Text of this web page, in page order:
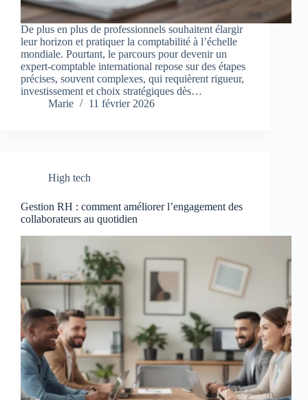
De plus en plus de professionnels souhaitent élargir
leur horizon et pratiquer la comptabilité à l’échelle
mondiale. Pourtant, le parcours pour devenir un
expert-comptable international repose sur des étapes
précises, souvent complexes, qui requièrent rigueur,
investissement et choix stratégiques dès…
Marie
11 février 2026
High tech
Gestion RH : comment améliorer l’engagement des
collaborateurs au quotidien